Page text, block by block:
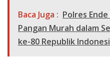
Baca Juga : Polres
Pangan Murah dalam
ke-80 Republik